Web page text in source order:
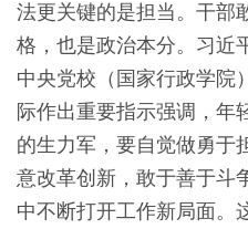
法更关键的是担当。干部
格，也是政治本分。习近
中央党校（国家行政学院
际作出重要指示强调，年
的生力军，要自觉做勇于
意改革创新，敢于善于斗
中不断打开工作新局面。